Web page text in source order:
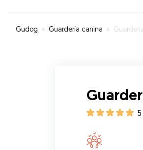
que dejar solo a Dako.”
Gudog » Guardería canina »
5